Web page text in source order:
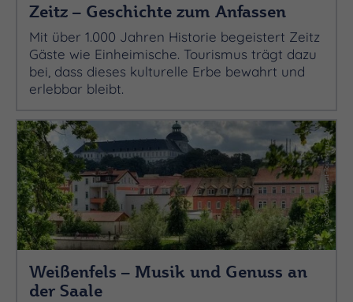
Zeitz – Geschichte zum Anfassen
Mit über 1.000 Jahren Historie begeistert Zeitz
Gäste wie Einheimische. Tourismus trägt dazu
bei, dass dieses kulturelle Erbe bewahrt und
erlebbar bleibt.
(c) Saale-Unstrut-Tourismus e.V.
Weißenfels – Musik und Genuss an
der Saale